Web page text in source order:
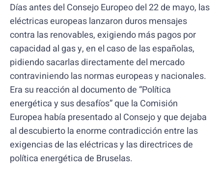
Días antes del Consejo Europeo del 22 de mayo, las
eléctricas europeas lanzaron duros mensajes
contra las renovables, exigiendo más pagos por
capacidad al gas y, en el caso de las españolas,
pidiendo sacarlas directamente del mercado
contraviniendo las normas europeas y nacionales.
Era su reacción al documento de “Política
energética y sus desafíos” que la Comisión
Europea había presentado al Consejo y que dejaba
al descubierto la enorme contradicción entre las
exigencias de las eléctricas y las directrices de
política energética de Bruselas.